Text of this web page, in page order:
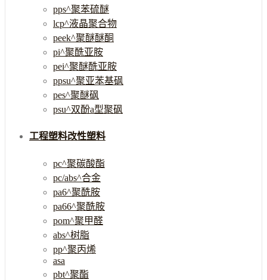
pps^聚苯硫醚
lcp^液晶聚合物
peek^聚醚醚酮
pi^聚酰亚胺
pei^聚醚酰亚胺
ppsu^聚亚苯基砜
pes^聚醚砜
psu^双酚a型聚砜
工程塑料改性塑料
pc^聚碳酸酯
pc/abs^合金
pa6^聚酰胺
pa66^聚酰胺
pom^聚甲醛
abs^树脂
pp^聚丙烯
asa
pbt^聚酯